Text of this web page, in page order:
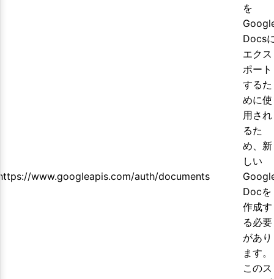
www.googleapis.com/auth/documents
を
Docs
エクス
ポート
するた
めに使
用され
るた
め、新
しい
Docを
作成す
る必要
があり
ます。
このス